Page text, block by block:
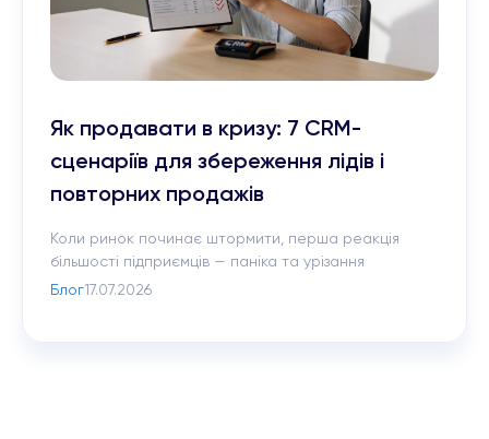
Як продавати в кризу: 7 CRM-
сценаріїв для збереження лідів і
повторних продажів
Коли ринок починає штормити, перша реакція
більшості підприємців — паніка та урізання
бюджетів. Скорочують усе, до чого можуть
Блог17.07.2026